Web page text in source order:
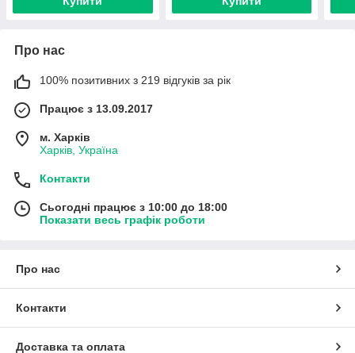
Про нас
100% позитивних з 219 відгуків за рік
Працює з 13.09.2017
м. Харків
Харків, Україна
Контакти
Сьогодні працює з 10:00 до 18:00
Показати весь графік роботи
Про нас
Контакти
Доставка та оплата